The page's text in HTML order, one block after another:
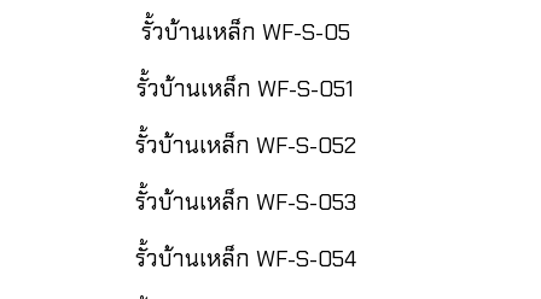
รั้วบ้านเหล็ก WF-S-05
รั้วบ้านเหล็ก WF-S-051
รั้วบ้านเหล็ก WF-S-052
รั้วบ้านเหล็ก WF-S-053
รั้วบ้านเหล็ก WF-S-054